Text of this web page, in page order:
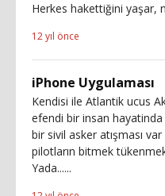
Herkes hakettiğini yaşar,
12 yıl önce
iPhone Uygulaması
Kendisi ile Atlantik ucus
efendi bir insan
bir sivil asker atışması
pilotların bitmek
Yada......